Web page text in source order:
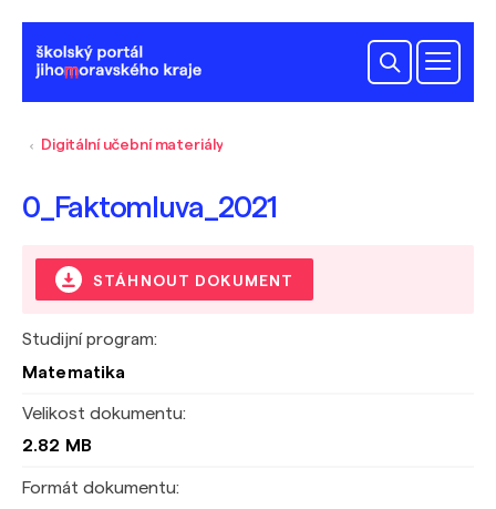
Digitální učební materiály
0_Faktomluva_2021
STÁHNOUT DOKUMENT
Studijní program:
Matematika
Velikost dokumentu:
2.82 MB
Formát dokumentu: